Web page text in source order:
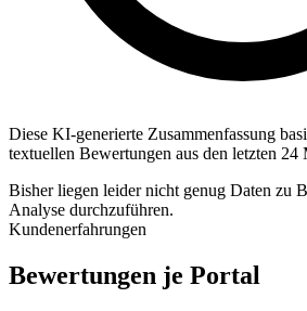
Diese KI-generierte Zusammenfassung
textuellen Bewertungen aus den letzten 24
Bisher liegen leider nicht genug Daten zu
Analyse durchzuführen.
Kundenerfahrungen
Bewertungen je Portal